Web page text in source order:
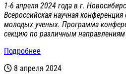
1-6 апреля 2024 года в г.
Всероссийская научная
молодых ученых. Программа
секцию по различным
Подробнее
8 апреля 2024